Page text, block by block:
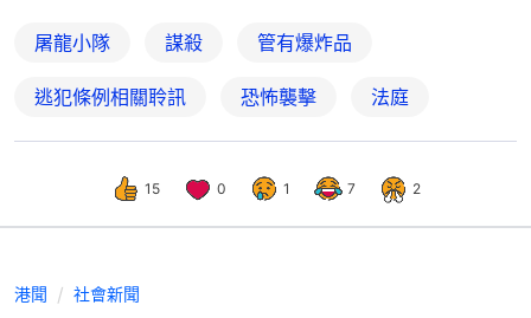
屠龍小隊 謀殺 管有爆炸品
逃犯條例相關聆訊 恐怖襲擊 法庭
15 0 1 7 2
港聞 社會新聞